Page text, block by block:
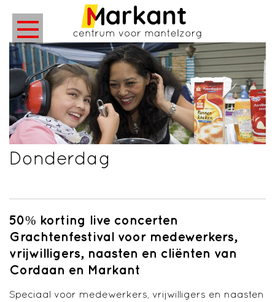
Donderdag
50% korting live concerten
Grachtenfestival voor medewerkers,
vrijwilligers, naasten en cliënten van
Cordaan en Markant
Speciaal voor medewerkers, vrijwilligers en naasten